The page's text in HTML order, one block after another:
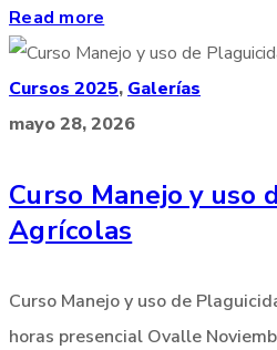
Read more
Cursos 2025, Galerías
mayo 28, 2026
Curso Manejo y uso
Agrícolas
Curso Manejo y uso de
horas presencial Ovalle